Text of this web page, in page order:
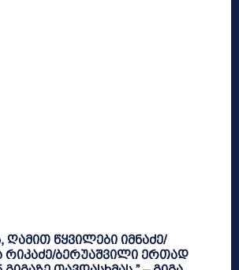
ღამით წყვილები იმნაძე/
რიკაძე/ბერუაშვილი ერთად